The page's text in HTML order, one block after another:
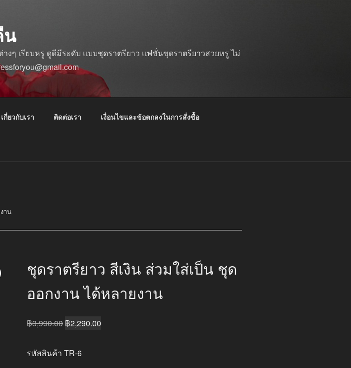
น
ๆ เรียบหรู ดูดีมีระดับ แบบชุดราตรียาว แฟชั่นชุดราตรียาวสวยหรู ไม่
เกี่ยวกับเรา ติดต่อเรา เงื่อนไขและข้อตกลงในการสั่งซื้อ
าน
ชุดราตรียาว สีเงิน ส่วมใส่เป็น ชุด
ออกงาน ได้หลายงาน
฿3,990.00 Original
was:
฿2,290.00
รหัสสินค้า TR-6